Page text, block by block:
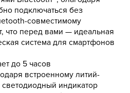
подключаться без
совместимому
что перед вами — идеальная
система для смартфонов
до 5 часов
встроенному литий-
индикатор